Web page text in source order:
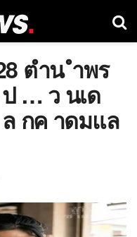
ตำน ำพร
… ว นเด
กค าดมแล